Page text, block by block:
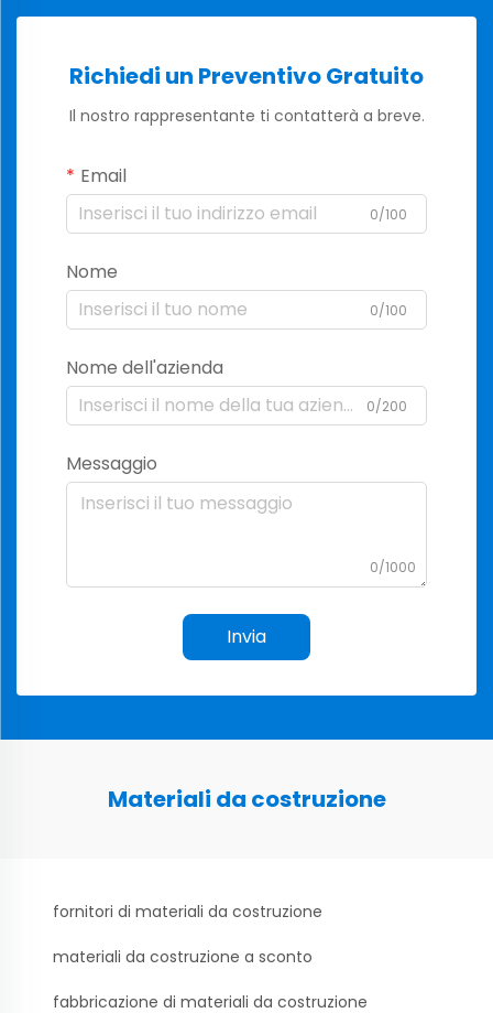
Richiedi un Preventivo Gratuito
Il nostro rappresentante ti contatterà a breve.
Email
0/100
Nome
0/100
Nome dell'azienda
0/200
Messaggio
0/1000
Invia
Materiali da costruzione
fornitori di materiali da costruzione
materiali da costruzione a sconto
fabbricazione di materiali da costruzione